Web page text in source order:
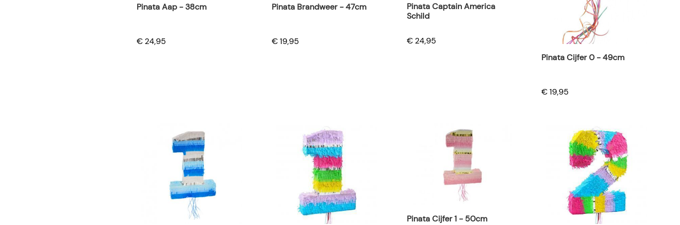
Pinata Aap - 38cm
€ 24,95
Pinata Brandweer - 47cm
€ 19,95
Pinata Captain America
Schild
€ 24,95
Pinata Cijfer 0 - 49cm
€ 19,95
Pinata Cijfer 1 - 50cm